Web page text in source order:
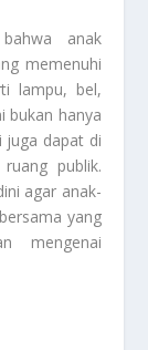
anak
memenuhi
lampu, bel,
bukan hanya
juga dapat di
publik.
agar anak-
yang
mengenai